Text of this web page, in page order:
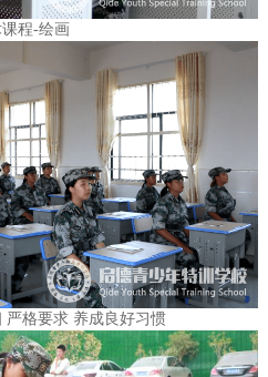
程-绘画
严格要求 养成良好习惯